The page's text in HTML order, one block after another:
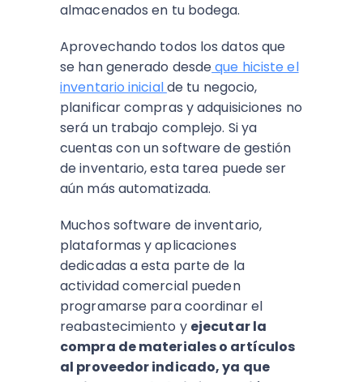
almacenados en tu bodega.
Aprovechando todos los datos que
se han generado desdeque hiciste el
inventario inicialde tu negocio,
planificar compras y adquisiciones no
será un trabajo complejo. Si ya
cuentas con un software de gestión
de inventario, esta tarea puede ser
aún más automatizada.
Muchos software de inventario,
plataformas y aplicaciones
dedicadas a esta parte de la
actividad comercial pueden
programarse para coordinar el
reabastecimiento y ejecutar la
compra de materiales o artículos
al proveedor indicado, ya que